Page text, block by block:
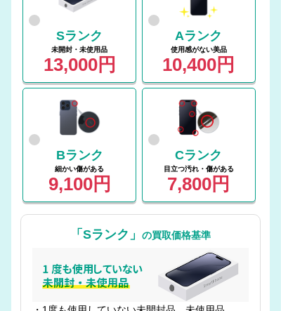
Sランク
未開封・未使用品
13,000円
Aランク
使用感がない美品
10,400円
Bランク
細かい傷がある
9,100円
Cランク
目立つ汚れ・傷がある
7,800円
「Sランク」 の買取価格基準